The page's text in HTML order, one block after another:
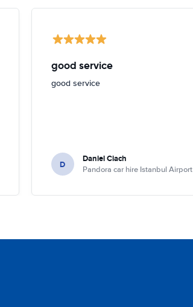
good service
good service
D Daniel Ciach
Pandora car hire Istanbul Airport